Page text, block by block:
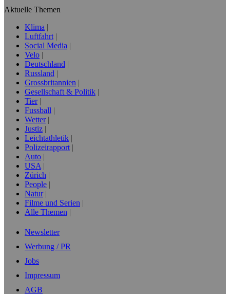
Aktuelle Themen
Klima
Luftfahrt
Social Media
Velo
Deutschland
Russland
Grossbritannien
Gesellschaft & Politik
Tier
Fussball
Wetter
Justiz
Leichtathletik
Polizeirapport
Auto
USA
Zürich
People
Natur
Filme und Serien
Alle Themen
Newsletter
Werbung / PR
Jobs
Impressum
AGB